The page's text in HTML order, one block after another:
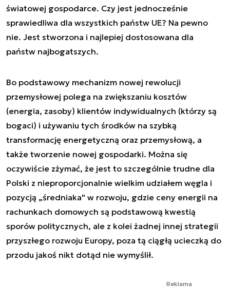
światowej gospodarce. Czy jest jednocześnie
sprawiedliwa dla wszystkich państw UE? Na pewno
nie. Jest stworzona i najlepiej dostosowana dla
państw najbogatszych.
Bo podstawowy mechanizm nowej rewolucji
przemysłowej polega na zwiększaniu kosztów
(energia, zasoby) klientów indywidualnych (którzy są
bogaci) i używaniu tych środków na szybką
transformację energetyczną oraz przemysłową, a
także tworzenie nowej gospodarki. Można się
oczywiście zżymać, że jest to szczególnie trudne dla
Polski z nieproporcjonalnie wielkim udziałem węgla i
pozycją „średniaka" w rozwoju, gdzie ceny energii na
rachunkach domowych są podstawową kwestią
sporów politycznych, ale z kolei żadnej innej strategii
przyszłego rozwoju Europy, poza tą ciągłą ucieczką do
przodu jakoś nikt dotąd nie wymyślił.
Reklama